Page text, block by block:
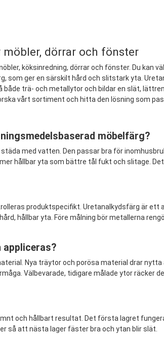
dörrar och fönster
köksinredning, dörrar och fönster. Du kan
som ger en särskilt hård och slitstark yta.
trä- och metallytor och bildar en slät,
vårt sortiment och hitta den lösning som
möbelfärg?
med vatten. Den passar bra för
hållbar yta som bättre tål fukt och slitage.
produktspecifikt. Uretanalkydsfärg är ett
hållbar yta. Före målning bör metallerna
appliceras?
Nya träytor och porösa material drar
Välbevarade, tidigare målade ytor räcker
och hållbart resultat. Det första lagret
så att nästa lager fäster bra och ytan blir slät.